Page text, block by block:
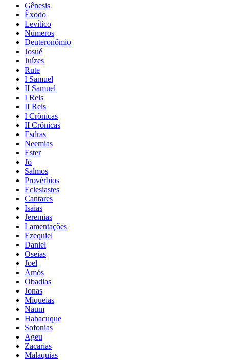
Gênesis
Êxodo
Levítico
Números
Deuteronômio
Josué
Juízes
Rute
I Samuel
II Samuel
I Reis
II Reis
I Crônicas
II Crônicas
Esdras
Neemias
Ester
Jó
Salmos
Provérbios
Eclesiastes
Cantares
Isaías
Jeremias
Lamentações
Ezequiel
Daniel
Oseias
Joel
Amós
Obadias
Jonas
Miqueias
Naum
Habacuque
Sofonias
Ageu
Zacarias
Malaquias